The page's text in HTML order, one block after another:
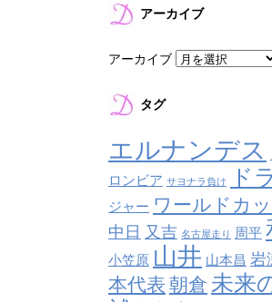
アーカイブ
アーカイブ
タグ
エルナンデス
ロンビア サヨナラ負け ド
ジャー ワールドカ
中日 又吉 名古屋走り 周平
小笠原 山井 山本昌 岩
本代表 朝倉 未来